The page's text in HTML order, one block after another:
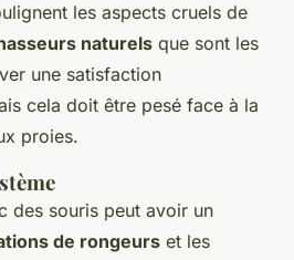
les aspects cruels de
naturels que sont les
une satisfaction
cela doit être pesé face à la
proies.
des souris peut avoir un
de rongeurs et les